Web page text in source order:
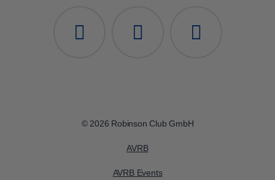
© 2026 Robinson Club GmbH
AVRB
AVRB Events